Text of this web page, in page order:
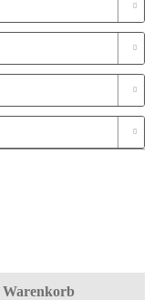
Warenkorb